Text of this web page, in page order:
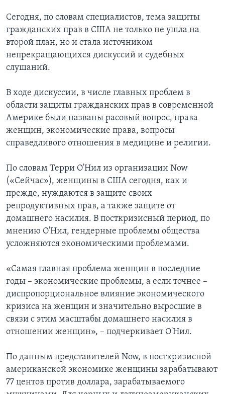
Сегодня, по словам специалистов, тема защиты
гражданских прав в США не только не ушла на
второй план, но и стала источником
непрекращающихся дискуссий и судебных
слушаний.
В ходе дискуссии, в числе главных проблем в
области защиты гражданских прав в современной
Америке были названы расовый вопрос, права
женщин, экономические права, вопросы
справедливого отношения в медицине и религии.
По словам Терри О'Нил из организации Now
(«Сейчас»), женщины в США сегодня, как и
прежде, нуждаются в защите своих
репродуктивных прав, а также защите от
домашнего насилия. В посткризисный период, по
мнению О'Нил, гендерные проблемы общества
усложняются экономическими проблемами.
«Самая главная проблема женщин в последние
годы – экономические проблемы, а если точнее –
диспропорциональное влияние экономического
кризиса на женщин и значительно выросшие в
связи с этим масштабы домашнего насилия в
отношении женщин», – подчеркивает О'Нил.
По данным представителей Now, в посткризисной
американской экономике женщины зарабатывают
77 центов против доллара, зарабатываемого